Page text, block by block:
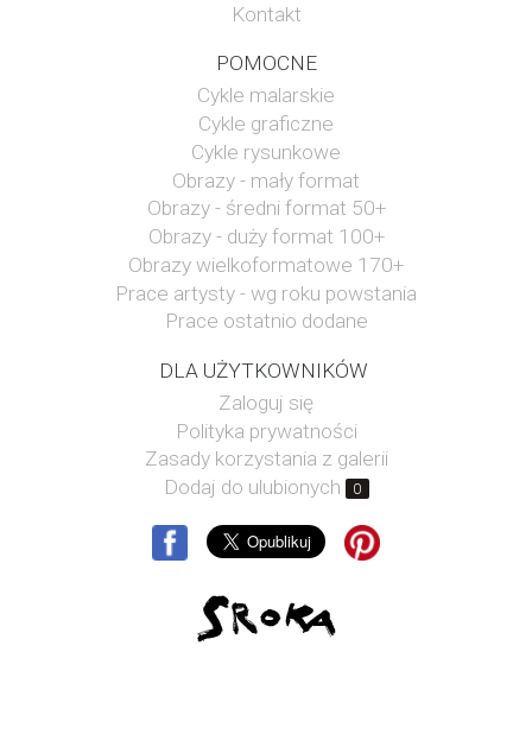
Kontakt
POMOCNE
Cykle malarskie
Cykle graficzne
Cykle rysunkowe
Obrazy - mały format
Obrazy - średni format 50+
Obrazy - duży format 100+
Obrazy wielkoformatowe 170+
Prace artysty - wg roku powstania
Prace ostatnio dodane
DLA UŻYTKOWNIKÓW
Zaloguj się
Polityka prywatności
Zasady korzystania z galerii
Dodaj do ulubionych
0